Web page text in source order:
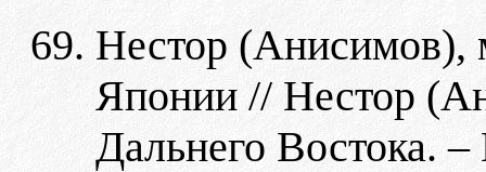
Нестор (Анисимов),
Японии // Нестор
Дальнего Востока.